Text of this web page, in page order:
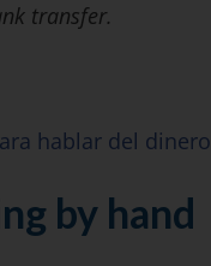
transfer.
hablar del dinero
by hand